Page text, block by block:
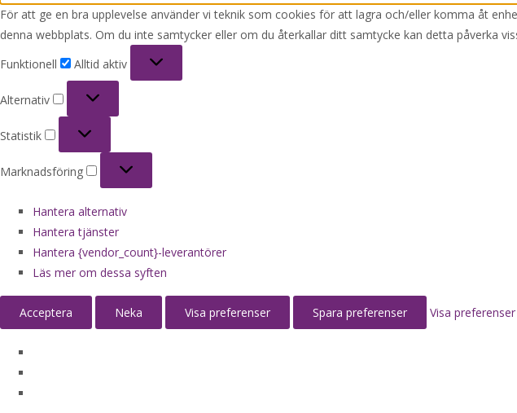
För att ge en bra upplevelse använder vi teknik som cookies för att lagra och/eller komma åt
denna webbplats. Om du inte samtycker eller om du återkallar ditt samtycke kan detta påverka
Funktionell
Alltid aktiv
Alternativ
Statistik
Marknadsföring
Hantera alternativ
Hantera tjänster
Hantera {vendor_count}-leverantörer
Läs mer om dessa syften
Acceptera Neka Visa preferenser Spara preferenser Visa preferenser